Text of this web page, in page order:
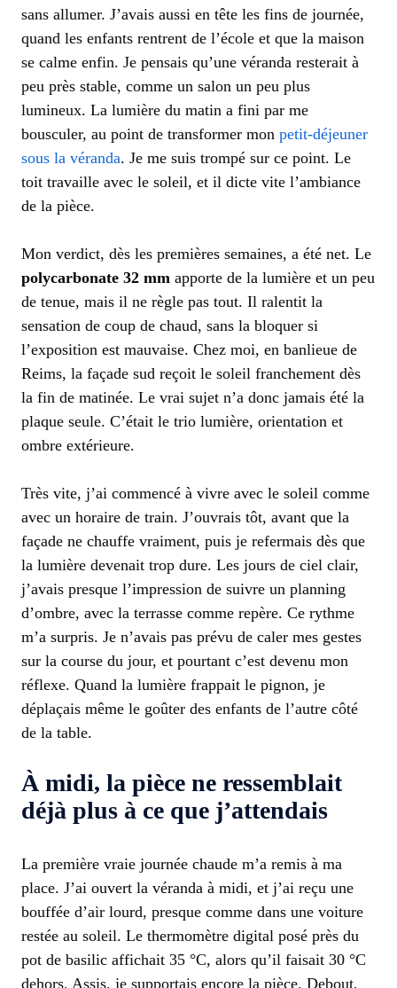
sans allumer. J’avais aussi en tête les fins de journée,
quand les enfants rentrent de l’école et que la maison
se calme enfin. Je pensais qu’une véranda resterait à
peu près stable, comme un salon un peu plus
lumineux. La lumière du matin a fini par me
bousculer, au point de transformer mon petit-déjeuner
sous la véranda. Je me suis trompé sur ce point. Le
toit travaille avec le soleil, et il dicte vite l’ambiance
de la pièce.
Mon verdict, dès les premières semaines, a été net. Le
polycarbonate 32 mm apporte de la lumière et un peu
de tenue, mais il ne règle pas tout. Il ralentit la
sensation de coup de chaud, sans la bloquer si
l’exposition est mauvaise. Chez moi, en banlieue de
Reims, la façade sud reçoit le soleil franchement dès
la fin de matinée. Le vrai sujet n’a donc jamais été la
plaque seule. C’était le trio lumière, orientation et
ombre extérieure.
Très vite, j’ai commencé à vivre avec le soleil comme
avec un horaire de train. J’ouvrais tôt, avant que la
façade ne chauffe vraiment, puis je refermais dès que
la lumière devenait trop dure. Les jours de ciel clair,
j’avais presque l’impression de suivre un planning
d’ombre, avec la terrasse comme repère. Ce rythme
m’a surpris. Je n’avais pas prévu de caler mes gestes
sur la course du jour, et pourtant c’est devenu mon
réflexe. Quand la lumière frappait le pignon, je
déplaçais même le goûter des enfants de l’autre côté
de la table.
À midi, la pièce ne ressemblait
déjà plus à ce que j’attendais
La première vraie journée chaude m’a remis à ma
place. J’ai ouvert la véranda à midi, et j’ai reçu une
bouffée d’air lourd, presque comme dans une voiture
restée au soleil. Le thermomètre digital posé près du
pot de basilic affichait 35 °C, alors qu’il faisait 30 °C
dehors. Assis, je supportais encore la pièce. Debout,